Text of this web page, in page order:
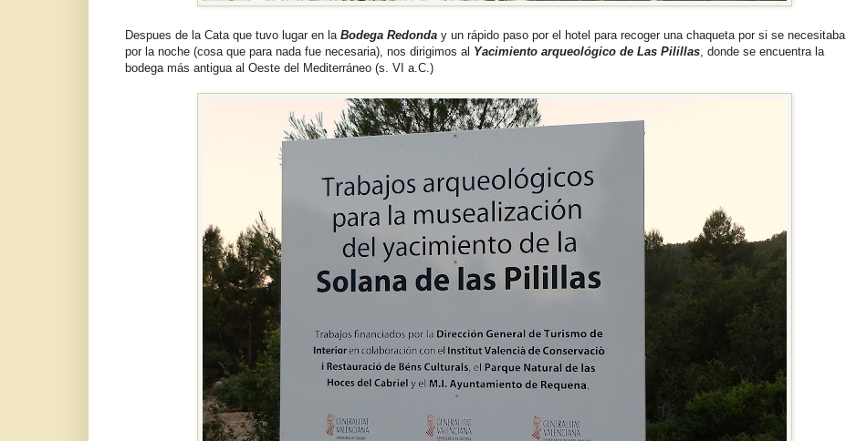
Despues de la Cata que tuvo lugar en la Bodega Redonda y un rápido paso por el hotel para recoger una chaqueta por si se necesitaba
por la noche (cosa que para nada fue necesaria), nos dirigimos al Yacimiento arqueológico de Las Pilillas , donde se encuentra la
bodega más antigua al Oeste del Mediterráneo (s. VI a.C.)